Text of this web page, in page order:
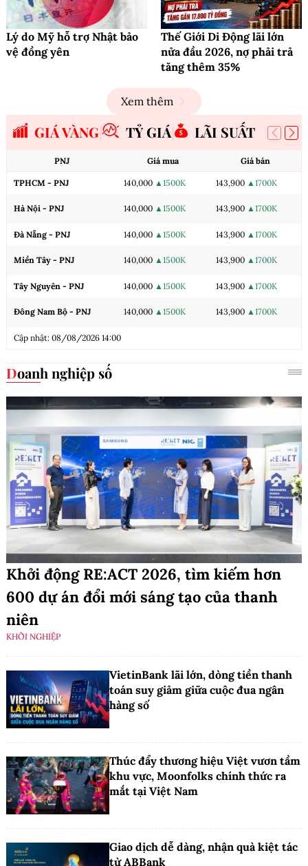
Lý do Mỹ hỗ trợ Nhật bảo
vệ đồng yên
Thế Giới Di Động lãi lớn
nửa đầu 2026, nợ phải trả
tăng thêm 35%
Xem thêm
GIÁ VÀNG TỶ GIÁ LÃI SUẤT
PNJ Giá mua Giá bán
TPHCM - PNJ 140,000 ▲1500K 143,900 ▲1700K
Hà Nội - PNJ 140,000 ▲1500K 143,900 ▲1700K
Đà Nẵng - PNJ 140,000 ▲1500K 143,900 ▲1700K
Miền Tây - PNJ 140,000 ▲1500K 143,900 ▲1700K
Tây Nguyên - PNJ 140,000 ▲1500K 143,900 ▲1700K
Đông Nam Bộ - PNJ 140,000 ▲1500K 143,900 ▲1700K
Cập nhật: 08/08/2026 14:00
Doanh nghiệp số
Khởi động RE:ACT 2026, tìm kiếm hơn
600 dự án đổi mới sáng tạo của thanh
niên
KHỞI NGHIỆP
VietinBank lãi lớn, dòng tiền thanh
toán suy giảm giữa cuộc đua ngân
hàng số
Thúc đẩy thương hiệu Việt vươn tầm
khu vực, Moonfolks chính thức ra
mắt tại Việt Nam
Giao dịch dễ dàng, nhận quà kiệt tác
từ ABBank